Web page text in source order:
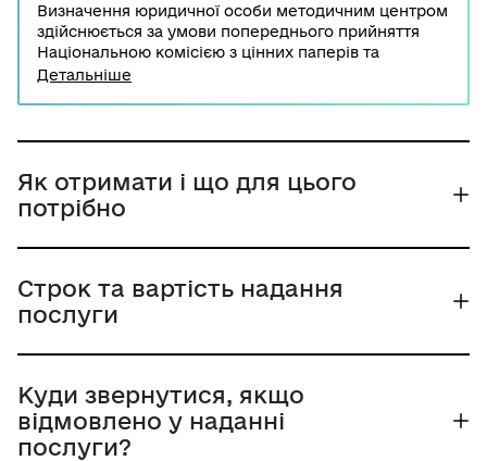
Визначення юридичної особи методичним центром
здійснюється за умови попереднього прийняття
Національною комісією з цінних паперів та
фондового ринку рішення про погодження
центру, юридичної особи, яка хоче отримати статус
методичного центру.
Детальніше
Як отримати і що для цього
потрібно
Строк та вартість надання
послуги
Куди звернутися, якщо
відмовлено у наданні
послуги?